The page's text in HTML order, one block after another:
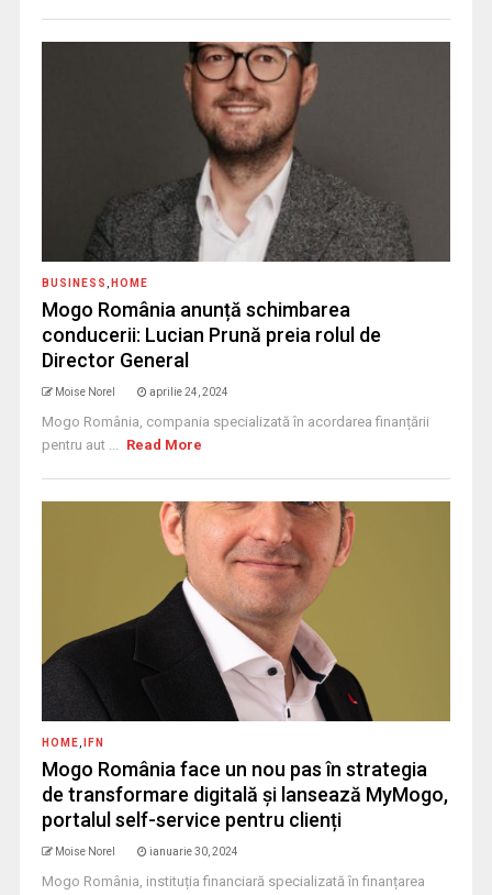
BUSINESS HOME
Mogo România anunță schimbarea
conducerii: Lucian Prună preia rolul de
Director General
Moise Norel aprilie 24, 2024
Mogo România, compania specializată în acordarea finanțării
pentru aut ... Read More
HOME IFN
Mogo România face un nou pas în strategia
de transformare digitală și lansează MyMogo,
portalul self-service pentru clienți
Moise Norel ianuarie 30, 2024
Mogo România, instituția financiară specializată în finanțarea